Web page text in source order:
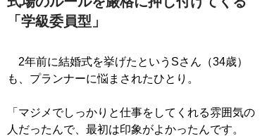
「学級委員型」
2年前に結婚式を挙げたというSさん（34歳）
も、プランナーに悩まされたひとり。
「マジメでしっかりと仕事をしてくれる雰囲気の
人だったんで、最初は印象がよかったんです。